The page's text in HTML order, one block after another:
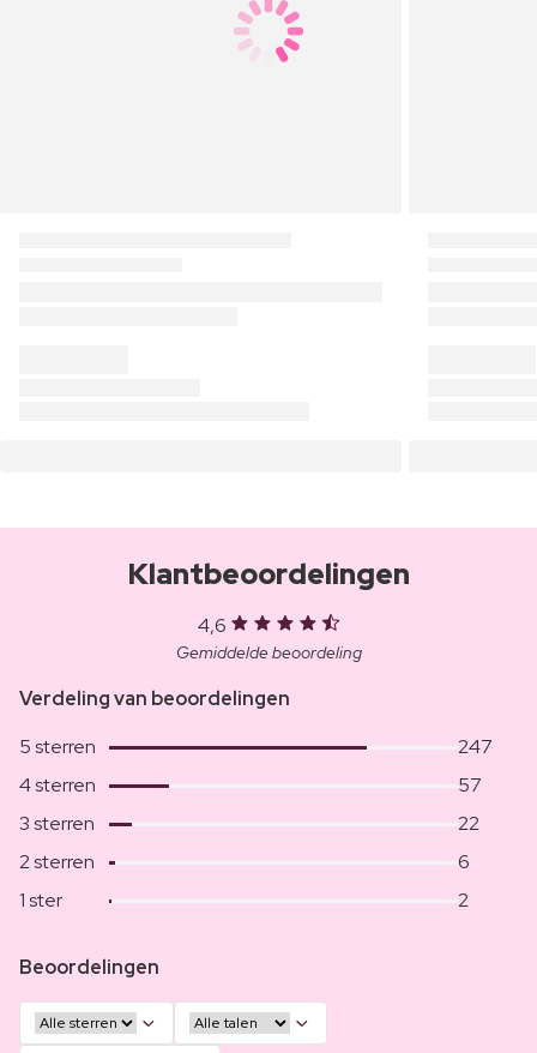
Klantbeoordelingen
4,6
Gemiddelde beoordeling
Verdeling van beoordelingen
5 sterren
247
4 sterren
57
3 sterren
22
2 sterren
6
1 ster
2
Beoordelingen